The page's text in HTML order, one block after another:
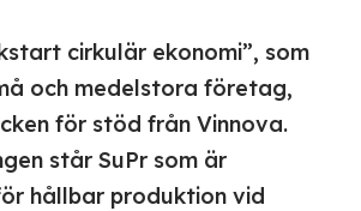
cirkulär ekonomi”, som
och medelstora företag,
för stöd från Vinnova.
står SuPr som är
hållbar produktion vid